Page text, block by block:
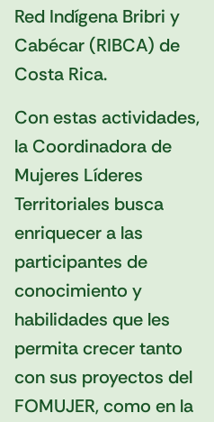
Red Indígena Bribri y
Cabécar (RIBCA) de
Costa Rica.
Con estas actividades,
la Coordinadora de
Mujeres Líderes
Territoriales busca
enriquecer a las
participantes de
conocimiento y
habilidades que les
permita crecer tanto
con sus proyectos del
FOMUJER, como en la